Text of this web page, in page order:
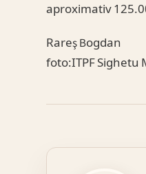
aproximativ
Rareş Bogdan
foto:ITPF Sighetu